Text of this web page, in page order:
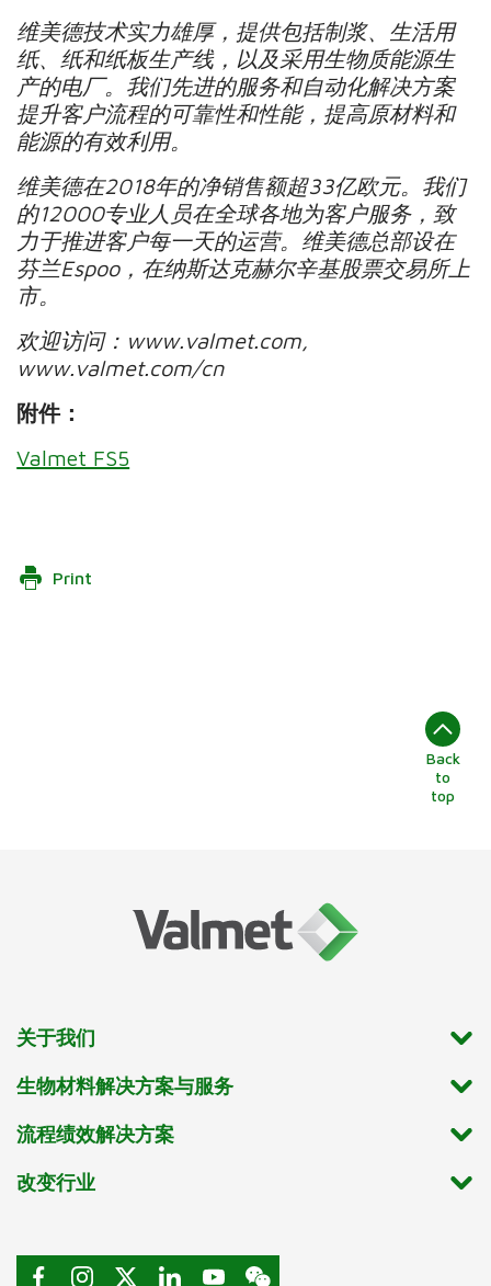
维美德技术实力雄厚，提供包括制浆、生活用
纸、纸和纸板生产线，以及采用生物质能源生
产的电厂。我们先进的服务和自动化解决方案
提升客户流程的可靠性和性能，提高原材料和
能源的有效利用。
维美德在2018年的净销售额超33亿欧元。我们
的12000专业人员在全球各地为客户服务，致
力于推进客户每一天的运营。维美德总部设在
芬兰Espoo，在纳斯达克赫尔辛基股票交易所上
市。
欢迎访问： www.valmet.com,
www.valmet.com/cn
附件：
Valmet FS5
Print
Back
to
top
关于我们
生物材料解决方案与服务
流程绩效解决方案
改变行业